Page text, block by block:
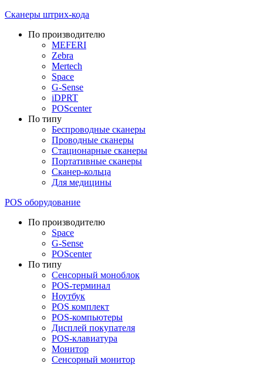
Сканеры штрих-кода
По производителю
MEFERI
Zebra
Mertech
Space
G-Sense
iDPRT
POScenter
По типу
Беспроводные сканеры
Проводные сканеры
Стационарные сканеры
Портативные сканеры
Сканер-кольца
Для медицины
POS оборудование
По производителю
Space
G-Sense
POScenter
По типу
Сенсорный моноблок
POS-терминал
Ноутбук
POS комплект
POS-компьютеры
Дисплей покупателя
POS-клавиатура
Монитор
Сенсорный монитор